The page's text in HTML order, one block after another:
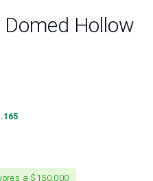
Hollow
a $150.000